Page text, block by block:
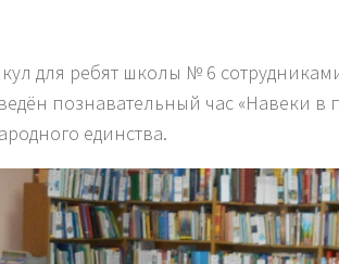
для ребят школы № 6
познавательный час «Навеки в
единства.